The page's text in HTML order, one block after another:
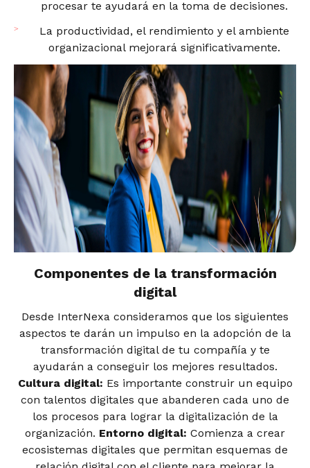
procesar te ayudará en la toma de decisiones.
La productividad, el rendimiento y el ambiente
organizacional mejorará significativamente.
Componentes de la transformación
digital
Desde InterNexa consideramos que los siguientes
aspectos te darán un impulso en la adopción de la
transformación digital de tu compañía y te
ayudarán a conseguir los mejores resultados.
Cultura digital: Es importante construir un equipo
con talentos digitales que abanderen cada uno de
los procesos para lograr la digitalización de la
organización. Entorno digital: Comienza a crear
ecosistemas digitales que permitan esquemas de